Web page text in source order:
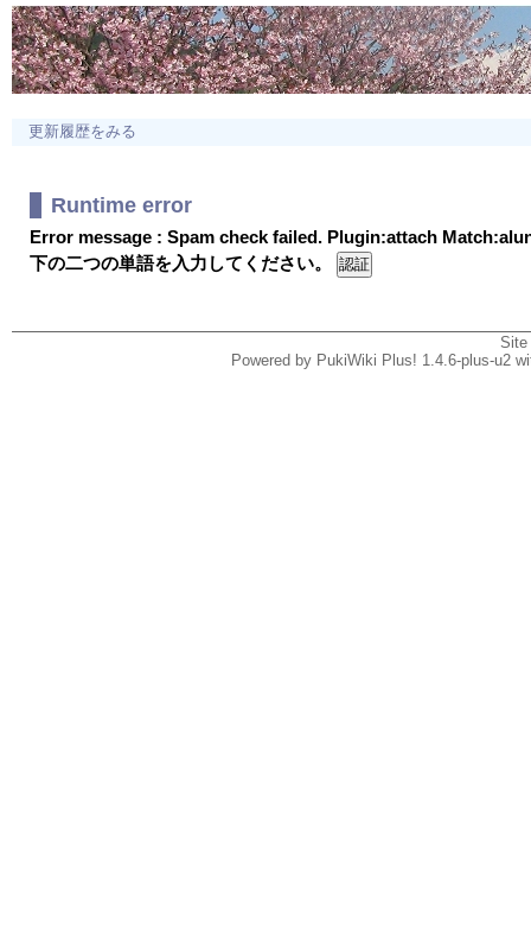
更新履歴をみる
Runtime error
Error message : Spam check failed. Plugin:attach
下の二つの単語を入力してください。
Powered by PukiWiki Plus! 1.4.6-plus-u2